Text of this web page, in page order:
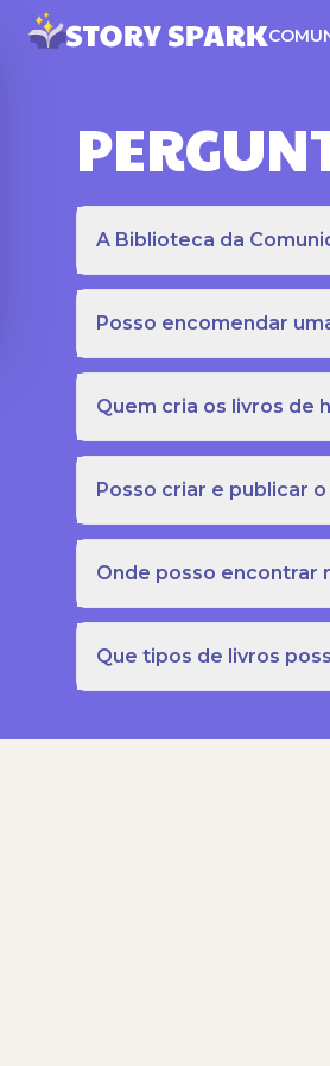
A Biblioteca da
Posso encomendar
Quem cria os livros de
Posso criar e publicar
Onde posso encontrar
Que tipos de livros